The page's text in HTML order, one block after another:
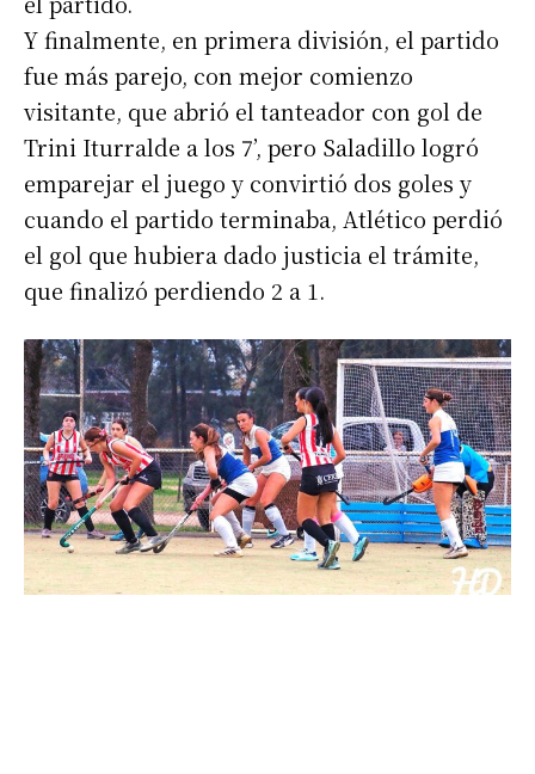
Y finalmente, en primera división, el partido
fue más parejo, con mejor comienzo
visitante, que abrió el tanteador con gol de
Trini Iturralde a los 7’, pero Saladillo logró
emparejar el juego y convirtió dos goles y
cuando el partido terminaba, Atlético perdió
el gol que hubiera dado justicia el trámite,
que finalizó perdiendo 2 a 1.